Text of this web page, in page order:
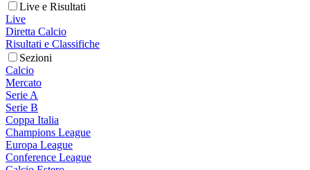
Live e Risultati
Live
Diretta Calcio
Risultati e Classifiche
Sezioni
Calcio
Mercato
Serie A
Serie B
Coppa Italia
Champions League
Europa League
Conference League